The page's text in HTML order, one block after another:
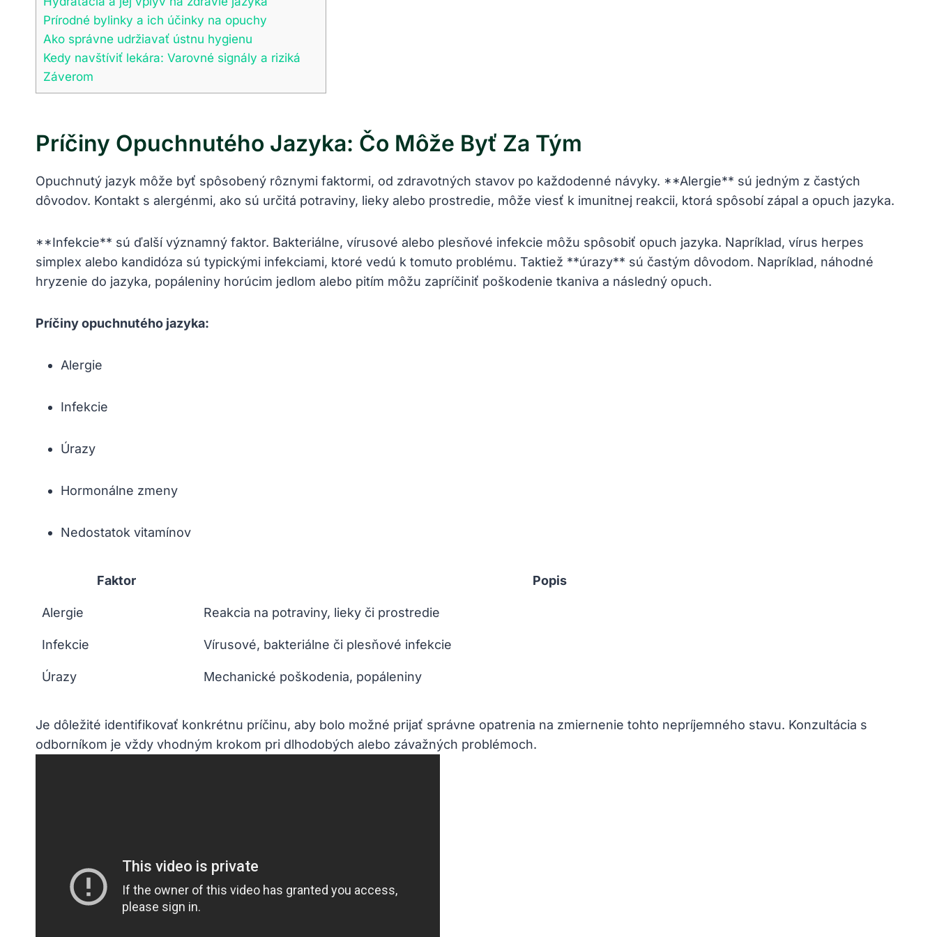
Prírodné bylinky ​a ich‌ účinky na ‍opuchy
Ako správne udržiavať ústnu hygienu
Kedy ⁢navštíviť lekára: Varovné signály a riziká
Záverom
Príčiny ​opuchnutého⁣ Jazyka:​ Čo Môže Byť Za Tým
Opuchnutý jazyk môže byť spôsobený rôznymi faktormi,⁣ od zdravotných ‌stavov po každodenné návyky.⁣ **Alergie** sú jedným⁢ z⁣ častých
dôvodov. Kontakt⁣ s alergénmi, ako sú určitá ⁣potraviny, lieky alebo​ prostredie, môže ​viesť k imunitnej⁤ reakcii, ‌ktorá spôsobí zápal a opuch jazyka.
**Infekcie** sú ďalší významný ‌faktor. ‍Bakteriálne, vírusové alebo plesňové infekcie môžu spôsobiť opuch jazyka. Napríklad, ⁣vírus herpes
‌simplex alebo kandidóza sú typickými infekciami, ktoré vedú k ⁣tomuto problému. Taktiež **úrazy**⁢ sú⁤ častým⁤ dôvodom.⁤ Napríklad,⁤ náhodné
⁤hryzenie do jazyka,​ popáleniny horúcim jedlom⁤ alebo pitím⁤ môžu‍ zapríčiniť poškodenie ‍tkaniva a ⁣následný opuch.
Príčiny opuchnutého jazyka:
Alergie
Infekcie
Úrazy
Hormonálne zmeny
Nedostatok‌ vitamínov
Faktor Popis
Alergie Reakcia na potraviny, lieky či prostredie
Infekcie Vírusové, bakteriálne či plesňové infekcie
Úrazy Mechanické poškodenia, popáleniny
Je dôležité identifikovať konkrétnu príčinu, aby bolo možné⁤ prijať správne opatrenia na zmiernenie ⁣tohto nepríjemného stavu. ​Konzultácia s
odborníkom je vždy vhodným krokom pri dlhodobých alebo⁣ závažných problémoch.